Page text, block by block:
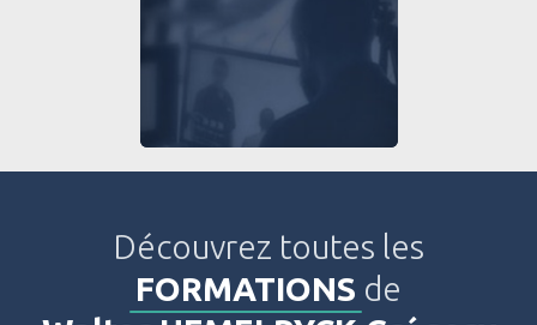
Découvrez toutes les
FORMATIONS de